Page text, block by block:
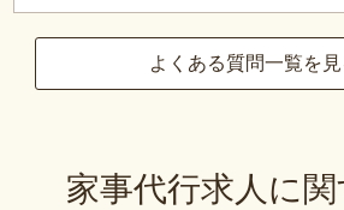
よくある質問一覧を見
家事代行求人に